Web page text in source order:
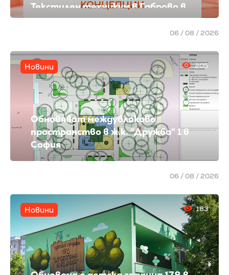
Текстилен техникум в Габрово в
Център за съвременно изкуство
06 / 08 / 2026
Обновяват междублоково
пространство в ж.к. "Дружба" 1 в
София
Новини 205
06 / 08 / 2026
Новини 183